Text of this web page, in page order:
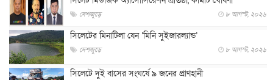
দেশজুড়ে ৮ আগস্ট, ২০২৬
সিলেটের মিনাটিলা যেন ‘মিনি সুইজারল্যান্ড’
দেশজুড়ে ৮ আগস্ট, ২০২৬
সিলেটে দুই বাসের সংঘর্ষে ৯ জনের প্রাণহানী